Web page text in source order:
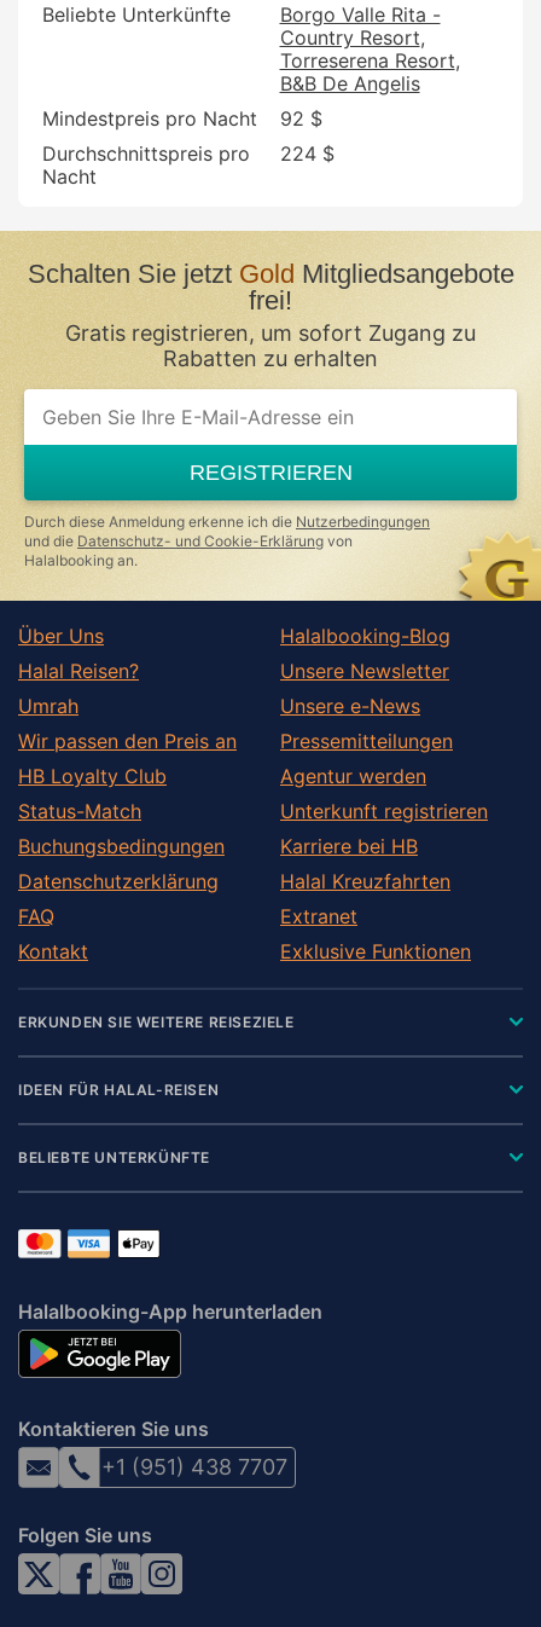
Beliebte Unterkünfte
Borgo Valle Rita -
Country Resort
Torreserena Resort
B&B De Angelis
Mindestpreis pro Nacht
92 $
Durchschnittspreis pro
Nacht
224 $
Schalten Sie jetztGold Mitgliedsangebote
frei!
Gratis registrieren, um sofort Zugang zu
Rabatten zu erhalten
If
you
ignore
this
field
REGISTRIEREN
Durch diese Anmeldung erkenne ich die Nutzerbedingungen
und die Datenschutz- und Cookie-Erklärung von
Halalbooking an.
Über Uns
Halal Reisen?
Umrah
Wir passen den Preis an
HB Loyalty Club
Status-Match
Buchungsbedingungen
Datenschutzerklärung
FAQ
Kontakt
Halalbooking-Blog
Unsere Newsletter
Unsere e-News
Pressemitteilungen
Agentur werden
Unterkunft registrieren
Karriere bei HB
Halal Kreuzfahrten
Extranet
Exklusive Funktionen
ERKUNDEN SIE WEITERE REISEZIELE
IDEEN FÜR HALAL-REISEN
BELIEBTE UNTERKÜNFTE
Halalbooking-App herunterladen
Kontaktieren Sie uns
+1 (951) 438 7707
Folgen Sie uns